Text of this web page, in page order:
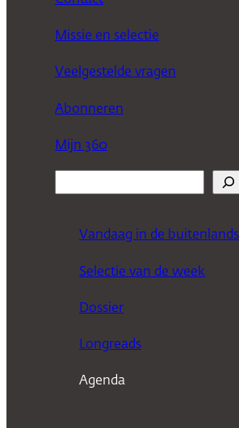
Missie en selectie
Veelgestelde vragen
Abonneren
Mijn 360
Vandaag in de
Selectie van de week
Dossier
Longreads
Agenda